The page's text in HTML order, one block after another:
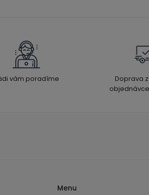
vám poradíme
Doprava
Menu